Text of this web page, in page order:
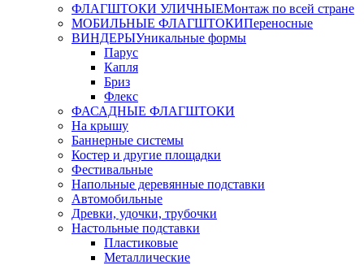
ФЛАГШТОКИ УЛИЧНЫЕМонтаж по всей стране
МОБИЛЬНЫЕ ФЛАГШТОКИПереносные
ВИНДЕРЫУникальные формы
Парус
Капля
Бриз
Флекс
ФАСАДНЫЕ ФЛАГШТОКИ
На крышу
Баннерные системы
Костер и другие площадки
Фестивальные
Напольные деревянные подставки
Автомобильные
Древки, удочки, трубочки
Настольные подставки
Пластиковые
Металлические